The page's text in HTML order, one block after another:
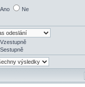
Ano Ne
Vzestupně
Sestupně